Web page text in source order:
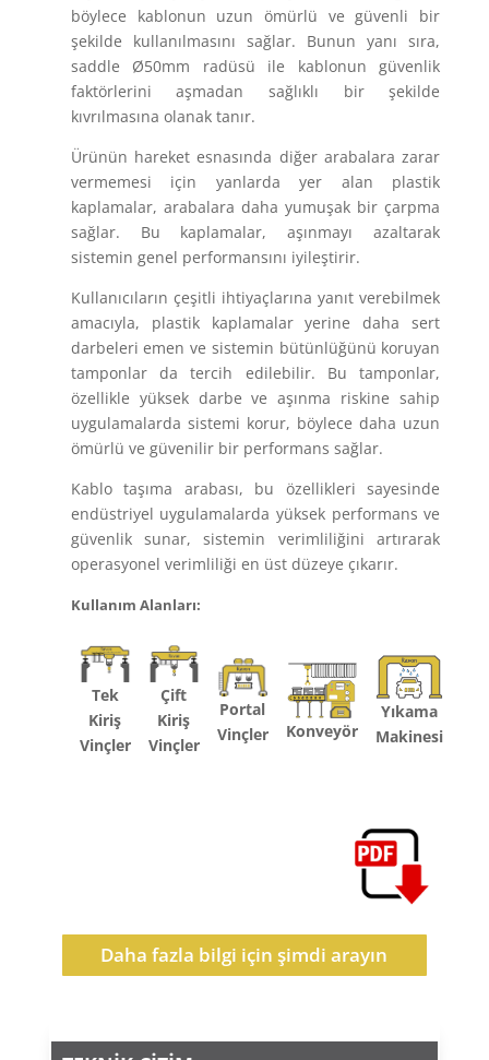
böylece kablonun uzun ömürlü ve güvenli bir
şekilde kullanılmasını sağlar. Bunun yanı sıra,
saddle Ø50mm radüsü ile kablonun güvenlik
faktörlerini aşmadan sağlıklı bir şekilde
kıvrılmasına olanak tanır.
Ürünün hareket esnasında diğer arabalara zarar
vermemesi için yanlarda yer alan plastik
kaplamalar, arabalara daha yumuşak bir çarpma
sağlar. Bu kaplamalar, aşınmayı azaltarak
sistemin genel performansını iyileştirir.
Kullanıcıların çeşitli ihtiyaçlarına yanıt verebilmek
amacıyla, plastik kaplamalar yerine daha sert
darbeleri emen ve sistemin bütünlüğünü koruyan
tamponlar da tercih edilebilir. Bu tamponlar,
özellikle yüksek darbe ve aşınma riskine sahip
uygulamalarda sistemi korur, böylece daha uzun
ömürlü ve güvenilir bir performans sağlar.
Kablo taşıma arabası, bu özellikleri sayesinde
endüstriyel uygulamalarda yüksek performans ve
güvenlik sunar, sistemin verimliliğini artırarak
operasyonel verimliliği en üst düzeye çıkarır.
Kullanım Alanları:
Tek
Kiriş
Vinçler
Çift
Kiriş
Vinçler
Portal
Vinçler
Konveyör
Yıkama
Makinesi
Daha fazla bilgi için şimdi arayın